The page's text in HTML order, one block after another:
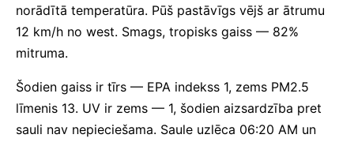
norādītā temperatūra. Pūš pastāvīgs vējš ar ātrumu
12 km/h no west. Smags, tropisks gaiss — 82%
mitruma.
Šodien gaiss ir tīrs — EPA indekss 1, zems PM2.5
līmenis 13. UV ir zems — 1, šodien aizsardzība pret
sauli nav nepieciešama. Saule uzlēca 06:20 AM un